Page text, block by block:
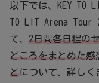
以下では、KEY TO
TO LIT Arena Tour
て、 2日間各日程の
どころをまとめた感
どについて、詳しく